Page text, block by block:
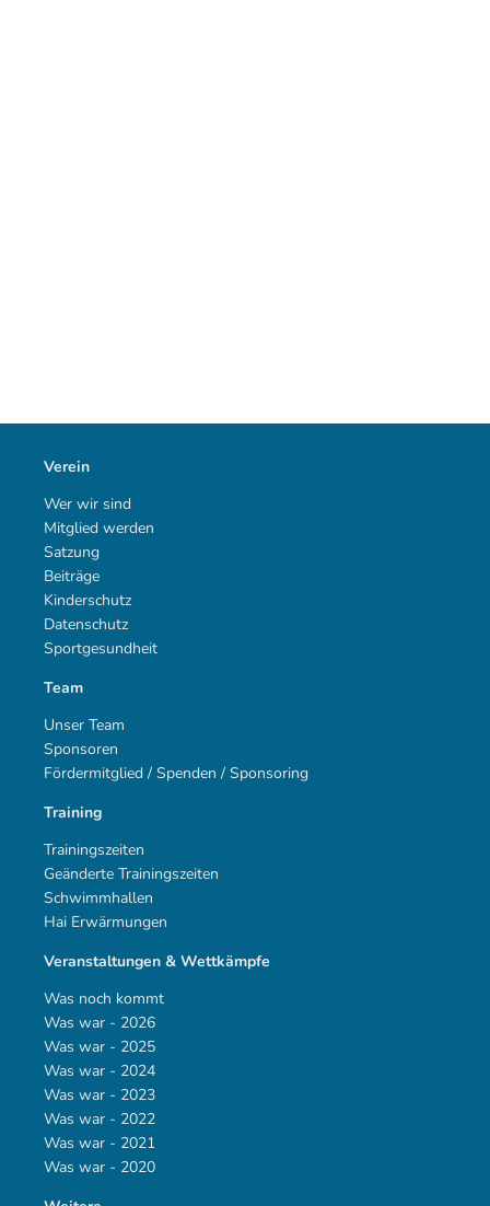
Mehr erfahren
Verein
Wer wir sind
Mitglied werden
Satzung
Beiträge
Kinderschutz
Datenschutz
Sportgesundheit
Team
Unser Team
Sponsoren
Fördermitglied / Spenden / Sponsoring
Training
Trainingszeiten
Geänderte Trainingszeiten
Schwimmhallen
Hai Erwärmungen
Veranstaltungen & Wettkämpfe
Was noch kommt
Was war - 2026
Was war - 2025
Was war - 2024
Was war - 2023
Was war - 2022
Was war - 2021
Was war - 2020